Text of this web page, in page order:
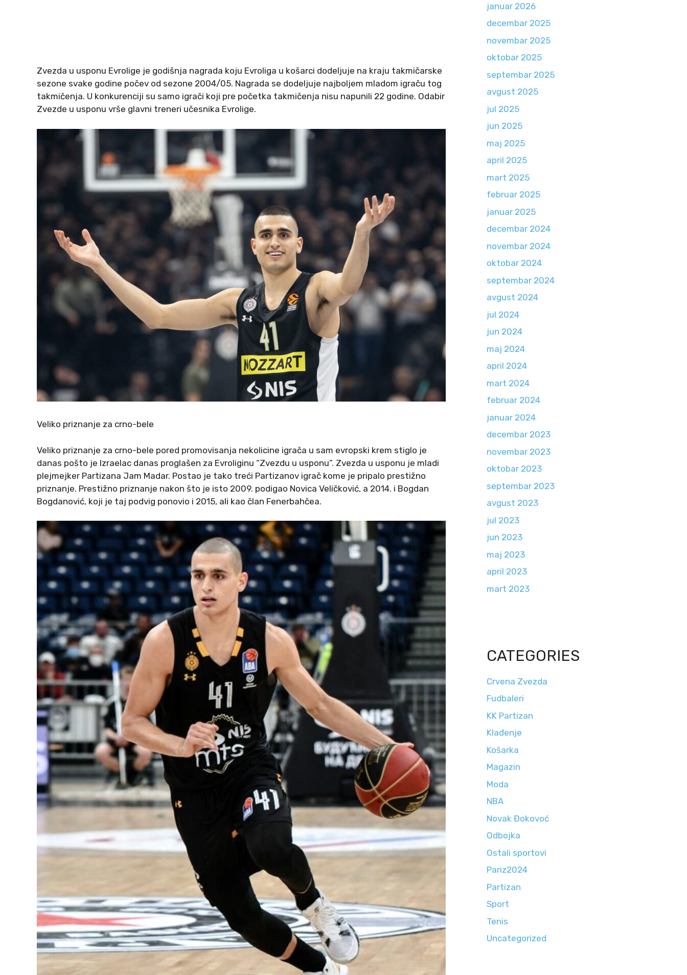
Zvezda u usponu Evrolige je godišnja nagrada koju Evroliga u košarci dodeljuje na kraju takmičarske
sezone svake godine počev od sezone 2004/05. Nagrada se dodeljuje najboljem mladom igraču tog
takmičenja. U konkurenciji su samo igrači koji pre početka takmičenja nisu napunili 22 godine. Odabir
Zvezde u usponu vrše glavni treneri učesnika Evrolige.
Veliko priznanje za crno-bele
Veliko priznanje za crno-bele pored promovisanja nekolicine igrača u sam evropski krem stiglo je
danas pošto je Izraelac danas proglašen za Evroliginu “Zvezdu u usponu”. Zvezda u usponu je mladi
plejmejker Partizana Jam Madar. Postao je tako treći Partizanov igrač kome je pripalo prestižno
priznanje. Prestižno priznanje nakon što je isto 2009. podigao Novica Veličković, a 2014. i Bogdan
Bogdanović, koji je taj podvig ponovio i 2015, ali kao član Fenerbahčea.
januar 2026
decembar 2025
novembar 2025
oktobar 2025
septembar 2025
avgust 2025
jul 2025
jun 2025
maj 2025
april 2025
mart 2025
februar 2025
januar 2025
decembar 2024
novembar 2024
oktobar 2024
septembar 2024
avgust 2024
jul 2024
jun 2024
maj 2024
april 2024
mart 2024
februar 2024
januar 2024
decembar 2023
novembar 2023
oktobar 2023
septembar 2023
avgust 2023
jul 2023
jun 2023
maj 2023
april 2023
mart 2023
CATEGORIES
Crvena Zvezda
Fudbaleri
KK Partizan
Klađenje
Košarka
Magazin
Moda
NBA
Novak Đokovoć
Odbojka
Ostali sportovi
Pariz2024
Partizan
Sport
Tenis
Uncategorized